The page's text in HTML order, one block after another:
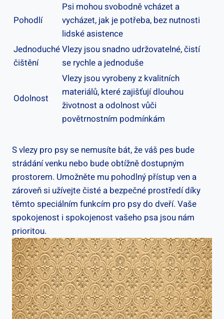
Pohodlí
Psi mohou svobodně vcházet a
vycházet, jak je potřeba, bez nutnosti
lidské asistence
Jednoduché
čištění
Vlezy jsou snadno udržovatelné, čistí
se rychle a jednoduše
Odolnost
Vlezy jsou vyrobeny z kvalitních
materiálů, které zajišťují dlouhou
životnost a odolnost vůči
povětrnostním podmínkám
S vlezy pro psy se nemusíte bát, že váš pes bude
strádání venku nebo bude obtížně dostupným
prostorem. Umožněte mu pohodlný přístup ven a
zároveň si užívejte čisté a bezpečné prostředí díky
těmto speciálním funkcím pro psy do dveří. Vaše
spokojenost i spokojenost vašeho psa jsou nám
prioritou.